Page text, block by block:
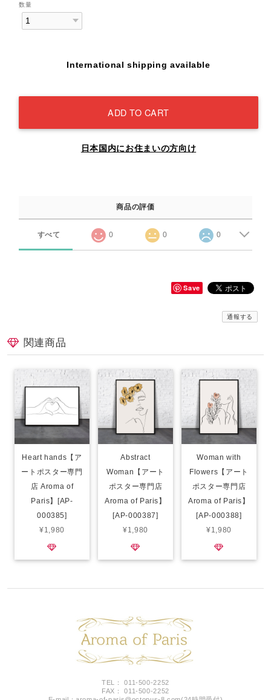
数量
International shipping available
ADD TO CART
日本国内にお住まいの方向け
商品の評価
すべて 0 0 0
Save
通報する
関連商品
Heart hands【ア
ートポスター専門
店 Aroma of
Paris】[AP-
000385]
¥1,980
Abstract
Woman【アート
ポスター専門店
Aroma of Paris】
[AP-000387]
¥1,980
Woman with
Flowers【アート
ポスター専門店
Aroma of Paris】
[AP-000388]
¥1,980
TEL： 011-500-2252
FAX： 011-500-2252